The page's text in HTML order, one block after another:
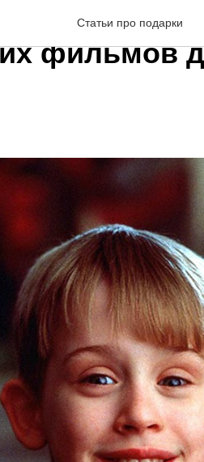
Статьи про подарки
фильмы и
фильмов